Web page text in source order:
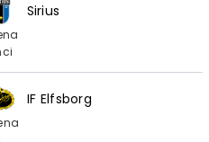
Sirius
IF Elfsborg